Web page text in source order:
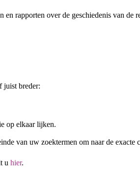
rapporten over de geschiedenis van de
juist breder:
op elkaar lijken.
van uw zoektermen om naar de
u hier.